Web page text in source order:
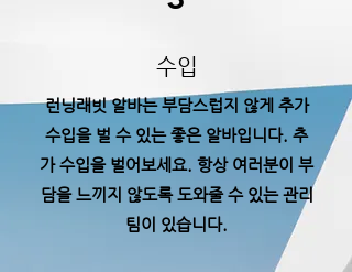
수입
런닝래빗 알바는 부담스럽지 않게 추가
수입을 벌 수 있는 좋은 알바입니다. 추
가 수입을 벌어보세요. 항상 여러분이 부
담을 느끼지 않도록 도와줄 수 있는 관리
팀이 있습니다.